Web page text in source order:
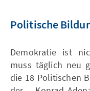
Politische
Demokratie ist
muss täglich neu
die 18 Politischen